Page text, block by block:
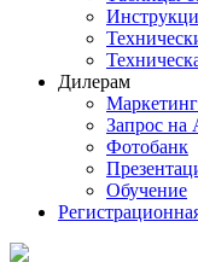
Дилерам
Запрос на
Фотобанк
Обучение